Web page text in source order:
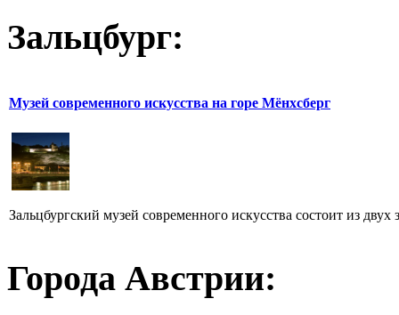
Зальцбург:
Музей современного искусства на горе Мёнхсберг
Зальцбургский музей современного искусства состоит из
Города Австрии: